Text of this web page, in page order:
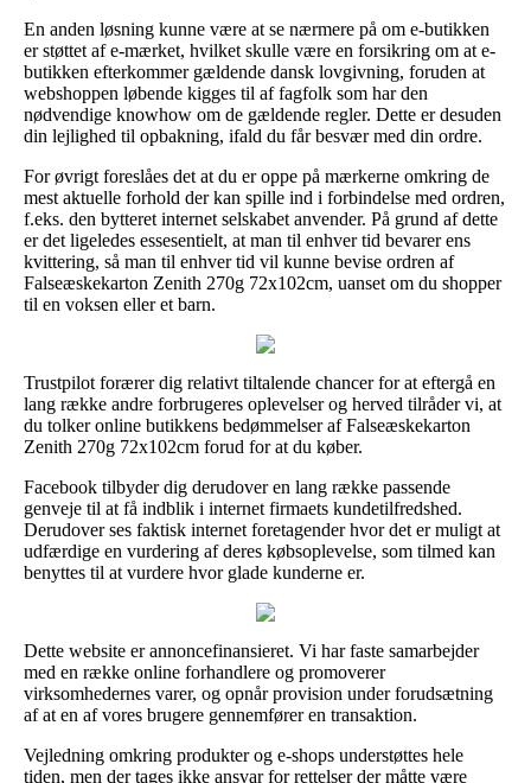
En anden løsning kunne være at se nærmere på om e-butikken
er støttet af e-mærket, hvilket skulle være en forsikring om at e-
butikken efterkommer gældende dansk lovgivning, foruden at
webshoppen løbende kigges til af fagfolk som har den
nødvendige knowhow om de gældende regler. Dette er desuden
din lejlighed til opbakning, ifald du får besvær med din ordre.
For øvrigt foreslåes det at du er oppe på mærkerne omkring de
mest aktuelle forhold der kan spille ind i forbindelse med ordren,
f.eks. den bytteret internet selskabet anvender. På grund af dette
er det ligeledes essesentielt, at man til enhver tid bevarer ens
kvittering, så man til enhver tid vil kunne bevise ordren af
Falseæskekarton Zenith 270g 72x102cm, uanset om du shopper
til en voksen eller et barn.
Trustpilot forærer dig relativt tiltalende chancer for at eftergå en
lang række andre forbrugeres oplevelser og herved tilråder vi, at
du tolker online butikkens bedømmelser af Falseæskekarton
Zenith 270g 72x102cm forud for at du køber.
Facebook tilbyder dig derudover en lang række passende
genveje til at få indblik i internet firmaets kundetilfredshed.
Derudover ses faktisk internet foretagender hvor det er muligt at
udfærdige en vurdering af deres købsoplevelse, som tilmed kan
benyttes til at vurdere hvor glade kunderne er.
Dette website er annoncefinansieret. Vi har faste samarbejder
med en række online forhandlere og promoverer
virksomhedernes varer, og opnår provision under forudsætning
af at en af vores brugere gennemfører en transaktion.
Vejledning omkring produkter og e-shops understøttes hele
tiden, men der tages ikke ansvar for rettelser der måtte være